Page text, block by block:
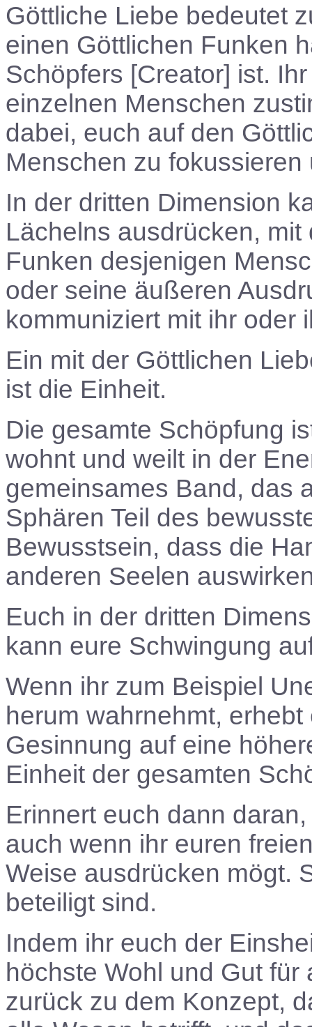
Göttliche Liebe bedeutet
einen Göttlichen Funken
Schöpfers [Creator] ist.
einzelnen Menschen
dabei, euch auf den
Menschen zu
In der dritten Dimension
Lächelns ausdrücken,
Funken desjenigen
oder seine äußeren
kommuniziert mit ihr oder
Ein mit der Göttlichen
ist die Einheit.
Die gesamte Schöpfung
wohnt und weilt in der
gemeinsames Band, das
Sphären Teil des
Bewusstsein, dass die
anderen Seelen
Euch in der dritten
kann eure Schwingung
Wenn ihr zum Beispiel
herum wahrnehmt,
Gesinnung auf eine
Einheit der gesamten
Erinnert euch dann
auch wenn ihr euren
Weise ausdrücken mögt.
beteiligt sind.
Indem ihr euch der
höchste Wohl und Gut
zurück zu dem Konzept,